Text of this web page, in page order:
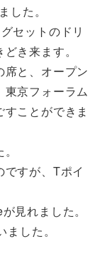
した。
セットのドリ
き来ます。
席と、オープン
京フォーラム
ことができま
すが、Tポイ
見れました。
した。